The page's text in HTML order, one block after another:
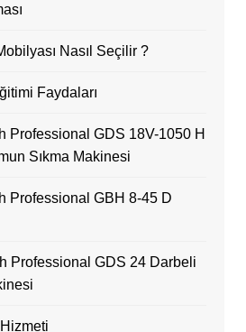
Nasıl Seçilir ?
Faydaları
Professional GDS 18V-1050 H
Sıkma Makinesi
Professional GBH 8-45 D
Professional GDS 24 Darbeli